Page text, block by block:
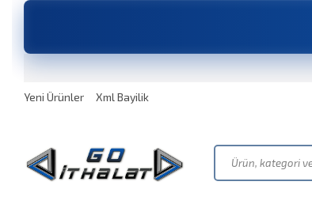
Yeni Ürünler Xml Bayilik